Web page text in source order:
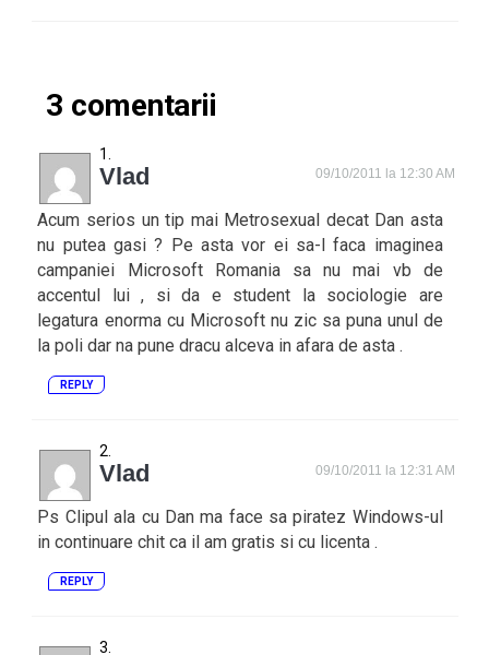
3 comentarii
Vlad 09/10/2011 la 12:30 AM
Acum serios un tip mai Metrosexual decat Dan asta
nu putea gasi ? Pe asta vor ei sa-l faca imaginea
campaniei Microsoft Romania sa nu mai vb de
accentul lui , si da e student la sociologie are
legatura enorma cu Microsoft nu zic sa puna unul de
la poli dar na pune dracu alceva in afara de asta .
REPLY
Vlad 09/10/2011 la 12:31 AM
Ps Clipul ala cu Dan ma face sa piratez Windows-ul
in continuare chit ca il am gratis si cu licenta .
REPLY